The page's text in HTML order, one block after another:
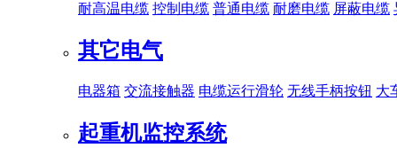
耐高温电缆 控制电缆 普通电缆 耐磨电缆 屏蔽电缆
其它电气
电器箱 交流接触器 电缆运行滑轮 无线手柄按钮 大
起重机监控系统